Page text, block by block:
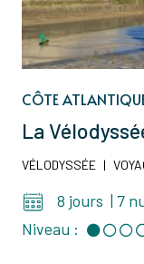
CÔTE
La
VÉLODYSSÉE |
8 jours | 7
Niveau :